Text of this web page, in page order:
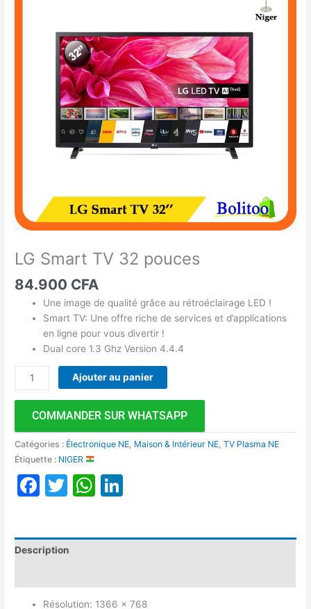
LG Smart TV 32 pouces
84.900 CFA
Une image de qualité grâce au rétroéclairage LED !
Smart TV: Une offre riche de services et d’applications
en ligne pour vous divertir !
Dual core 1.3 Ghz Version 4.4.4
Ajouter au panier
COMMANDER SUR WHATSAPP
Catégories : Électronique NE Maison & Intérieur NE ,TV Plasma NE
Étiquette : NIGER
Facebook
TwitterWhatsApp
Description
Résolution: 1366 x 768